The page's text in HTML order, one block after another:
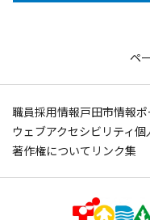
ペ
職員採用情報戸田市情報
ウェブアクセシビリティ個
著作権について リンク集